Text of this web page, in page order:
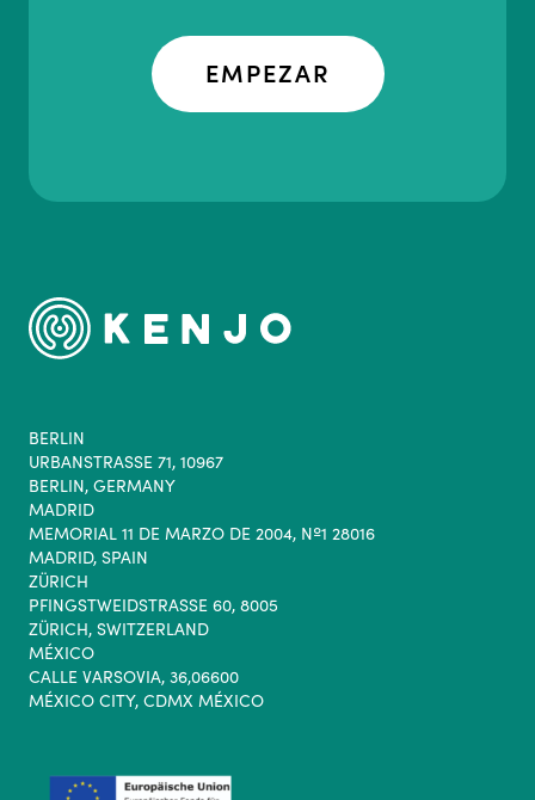
EMPEZAR
BERLIN
URBANSTRASSE 71, 10967
BERLIN, GERMANY
MADRID
MEMORIAL 11 DE MARZO DE 2004, Nº1 28016
MADRID, SPAIN
ZÜRICH
PFINGSTWEIDSTRASSE 60, 8005
ZÜRICH, SWITZERLAND
MÉXICO
CALLE VARSOVIA, 36,06600
MÉXICO CITY, CDMX MÉXICO